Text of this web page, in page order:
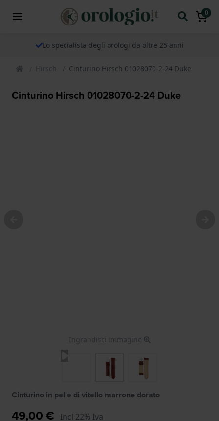
0
Lo specialista degli orologi da oltre 25 anni
Hirsch Cinturino Hirsch 01028070-2-24 Duke
Cinturino Hirsch 01028070-2-24 Duke
Ingrandisci immagine
Cinturino in pelle di vitello marrone dorato
49,00 € Incl 22% Iva